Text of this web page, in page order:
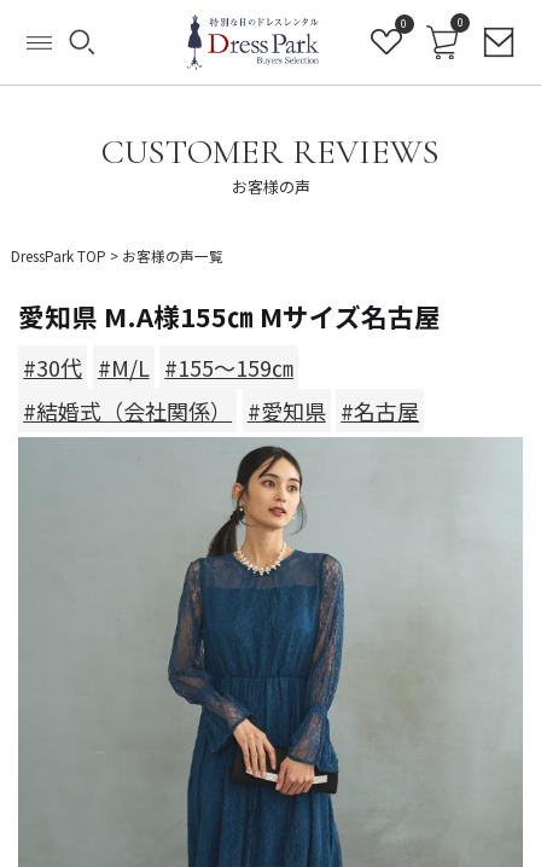
0 0
CUSTOMER REVIEWS
お客様の声
DressPark TOP > お客様の声一覧
愛知県 M.A様155㎝ Mサイズ名古屋
#30代 #M/L #155～159㎝
#結婚式（会社関係）
#愛知県 #名古屋